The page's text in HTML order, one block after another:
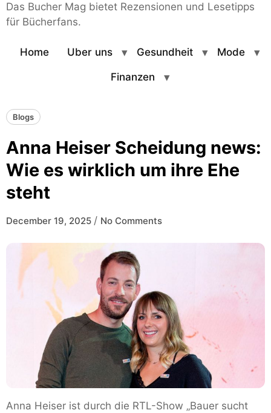
Das Bucher Mag bietet Rezensionen und Lesetipps
für Bücherfans.
Home Uber uns Gesundheit Mode
Finanzen
Blogs
Anna Heiser Scheidung news:
Wie es wirklich um ihre Ehe
steht
December 19, 2025 / No Comments
Anna Heiser ist durch die RTL-Show „Bauer sucht